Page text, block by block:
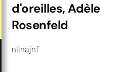
d'oreilles, Adèle
Rosenfeld
nlinajnf